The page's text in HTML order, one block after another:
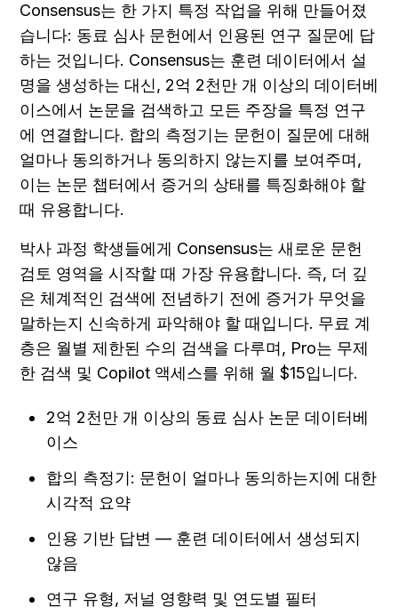
Consensus는 한 가지 특정 작업을 위해 만들어졌
습니다: 동료 심사 문헌에서 인용된 연구 질문에 답
하는 것입니다. Consensus는 훈련 데이터에서 설
명을 생성하는 대신, 2억 2천만 개 이상의 데이터베
이스에서 논문을 검색하고 모든 주장을 특정 연구
에 연결합니다. 합의 측정기는 문헌이 질문에 대해
얼마나 동의하거나 동의하지 않는지를 보여주며,
이는 논문 챕터에서 증거의 상태를 특징화해야 할
때 유용합니다.
박사 과정 학생들에게 Consensus는 새로운 문헌
검토 영역을 시작할 때 가장 유용합니다. 즉, 더 깊
은 체계적인 검색에 전념하기 전에 증거가 무엇을
말하는지 신속하게 파악해야 할 때입니다. 무료 계
층은 월별 제한된 수의 검색을 다루며, Pro는 무제
한 검색 및 Copilot 액세스를 위해 월 $15입니다.
2억 2천만 개 이상의 동료 심사 논문 데이터베
이스
합의 측정기: 문헌이 얼마나 동의하는지에 대한
시각적 요약
인용 기반 답변 — 훈련 데이터에서 생성되지
않음
연구 유형, 저널 영향력 및 연도별 필터